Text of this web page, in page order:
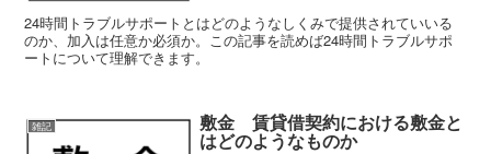
24時間トラブルサポートとはどのようなしくみで提供されていいる
のか、加入は任意か必須か。この記事を読めば24時間トラブルサポ
ートについて理解できます。
雑記 敷金 賃貸借契約における敷金と
はどのようなものか